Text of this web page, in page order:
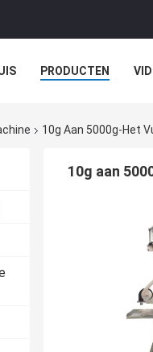
PRODUCTEN
10g Aan 5000g-Het
10g aan